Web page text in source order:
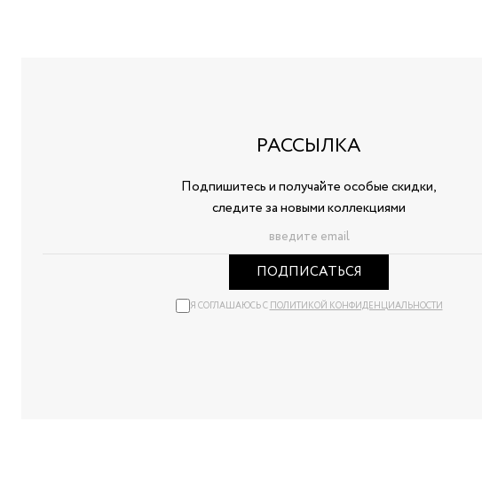
РАССЫЛКА
Подпишитесь и получайте особые скидки,
следите за новыми коллекциями
ПОДПИСАТЬСЯ
Я СОГЛАШАЮСЬ СПОЛИТИКОЙ КОНФИДЕНЦИАЛЬНОСТИ